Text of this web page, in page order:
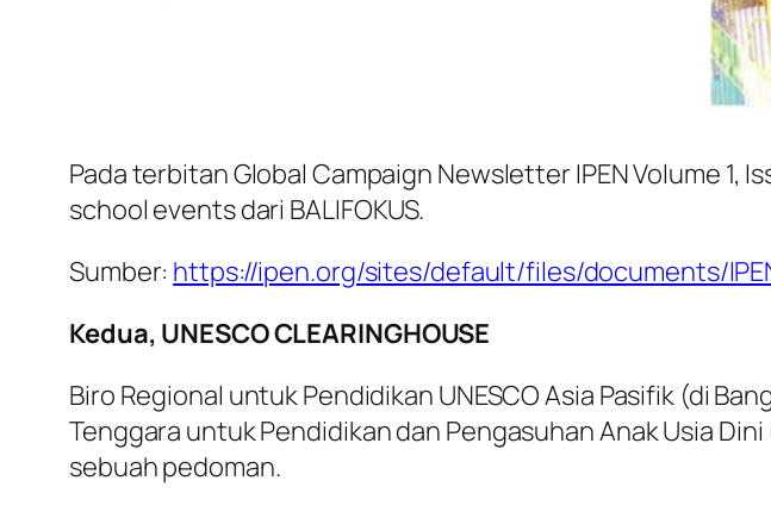
Pada terbitan Global Campaign Newsletter IPEN Volume 1,
school eventsdari BALIFOKUS.
Sumber: https://ipen.org/sites/default/files/documents/
Kedua, UNESCO CLEARINGHOUSE
Biro Regional untuk Pendidikan UNESCO Asia Pasifik (di
Tenggara untuk Pendidikan dan Pengasuhan Anak Usia
sebuah pedoman.